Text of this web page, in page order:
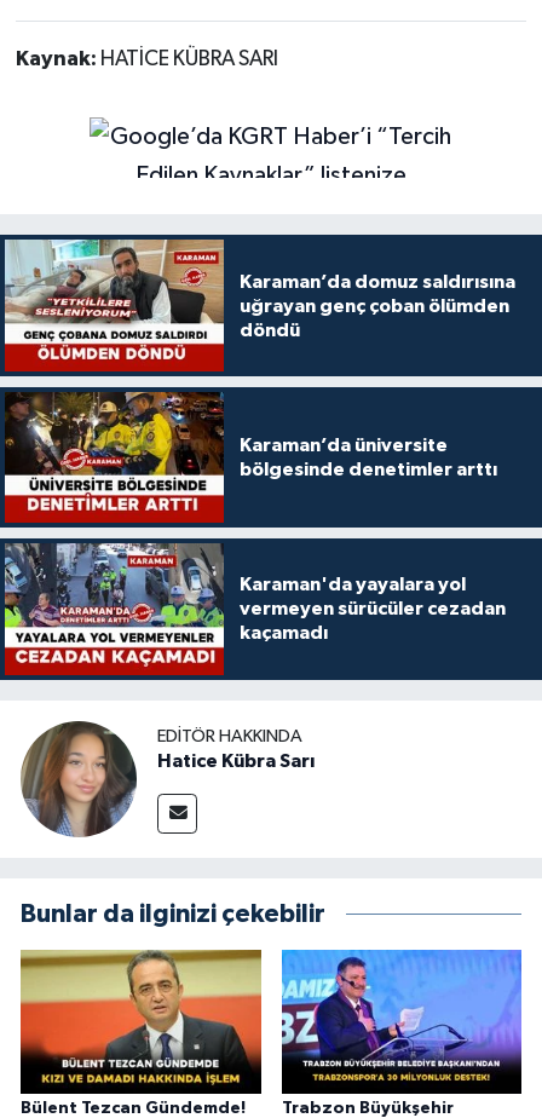
Kaynak: HATİCE KÜBRA SARI
Karaman’da domuz saldırısına
uğrayan genç çoban ölümden
döndü
Karaman’da üniversite
bölgesinde denetimler arttı
Karaman'da yayalara yol
vermeyen sürücüler cezadan
kaçamadı
EDITÖR HAKKINDA
Hatice Kübra Sarı
Bunlar da ilginizi çekebilir
Bülent Tezcan Gündemde!
Trabzon Büyükşehir